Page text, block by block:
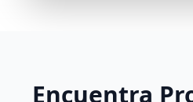
Encuentra